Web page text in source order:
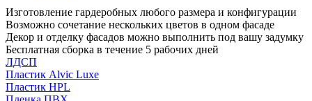
Изготовление гардеробных любого размера и конфигурации
Возможно сочетание нескольких цветов в одном фасаде
Декор и отделку фасадов можно выполнить под вашу задумку
Бесплатная сборка в течение 5 рабочих дней
ЛДСП
Пластик Alvic Luxe
Пластик HPL